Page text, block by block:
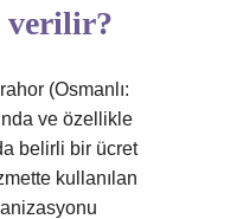
verilir?
(Osmanlı:
belirli bir ücret
kullanılan